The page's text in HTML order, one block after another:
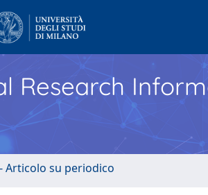
Research
Articolo su periodico